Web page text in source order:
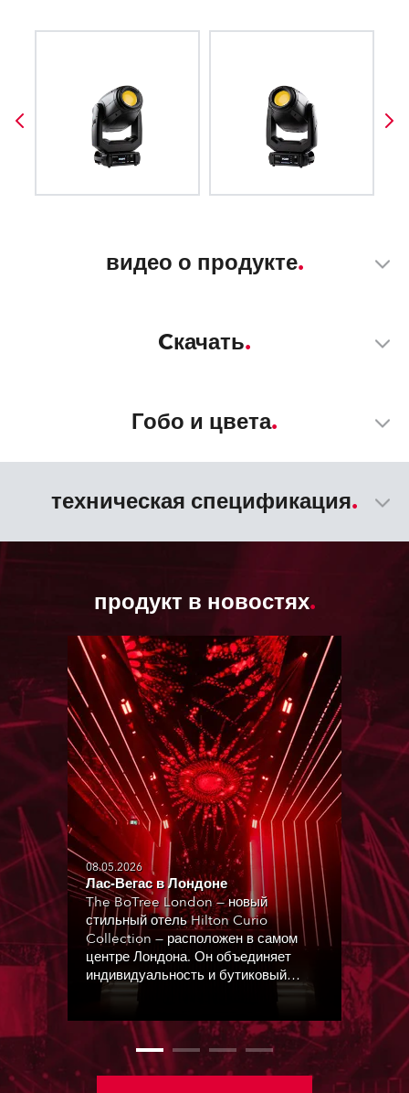
видео о продукте
Cкачать
Гобо и цвета
техническая спецификация
продукт в новостях
08.05.2026
Лас-Вегас в Лондоне
The BoTree London — новый
стильный отель Hilton Curio
Collection — расположен в самом
центре Лондона. Он объединяет
индивидуальность и бутиковый
дизайн с яркостью, цветом и
мегаполиса.